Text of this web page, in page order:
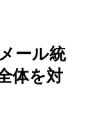
ール統
体を対